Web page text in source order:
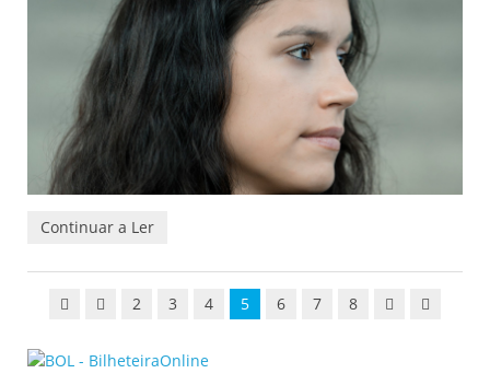
Continuar a Ler
2 3 4 5 6 7 8